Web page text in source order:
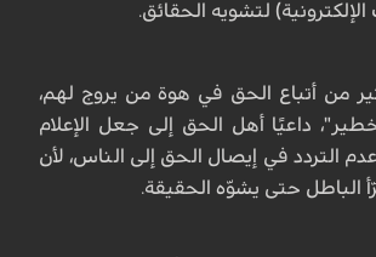
الإلكترونية) لتشويه الحقائق.
من أتباع الحق في هوة من يروج لهم،
داعيًا أهل الحق إلى جعل الإعلام
التردد في إيصال الحق إلى الناس، لأن
الباطل حتى يشوّه الحقيقة.